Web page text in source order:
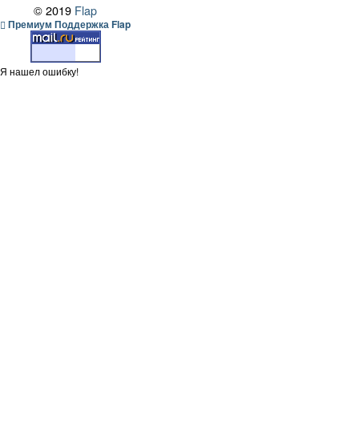
© 2019 Flap
Премиум Поддержка Flap
Я нашел ошибку!